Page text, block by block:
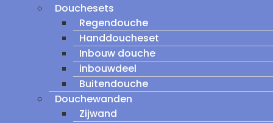
Douchesets
Regendouche
Handdoucheset
Inbouw douche
inbouwdeel
Buitendouche
Douchewanden
Zijwand